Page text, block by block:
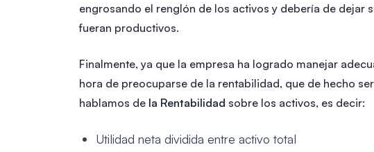
engrosando el renglón de los activos y debería de dejar
fueran productivos.
Finalmente, ya que la empresa ha logrado manejar
hora de preocuparse de la rentabilidad, que de hecho
hablamos de la Rentabilidad sobre los activos, es decir:
Utilidad neta dividida entre activo total